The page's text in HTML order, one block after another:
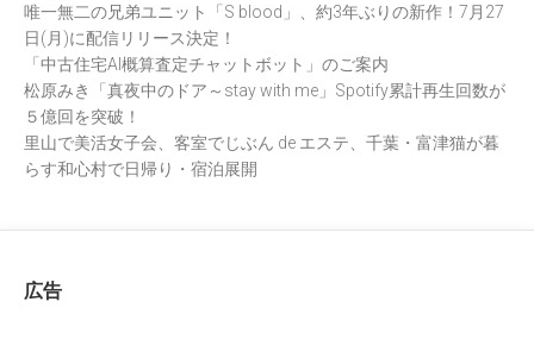
唯一無二の兄弟ユニット「S blood」、約3年ぶりの新作！7月27
日(月)に配信リリース決定！
「中古住宅AI概算査定チャットボット」のご案内
松原みき「真夜中のドア～stay with me」Spotify累計再生回数が
５億回を突破！
里山で美活女子会、客室でじぶん de エステ、千葉・富津猫が暮
らす和心村で日帰り・宿泊展開
広告